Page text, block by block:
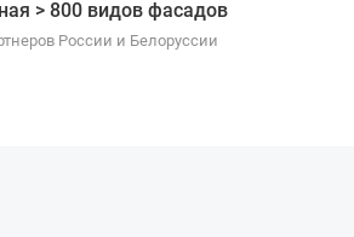
> 800 видов фасадов
России и Белоруссии